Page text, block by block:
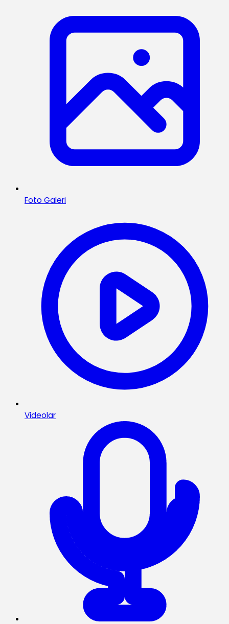
Foto Galeri
Videolar